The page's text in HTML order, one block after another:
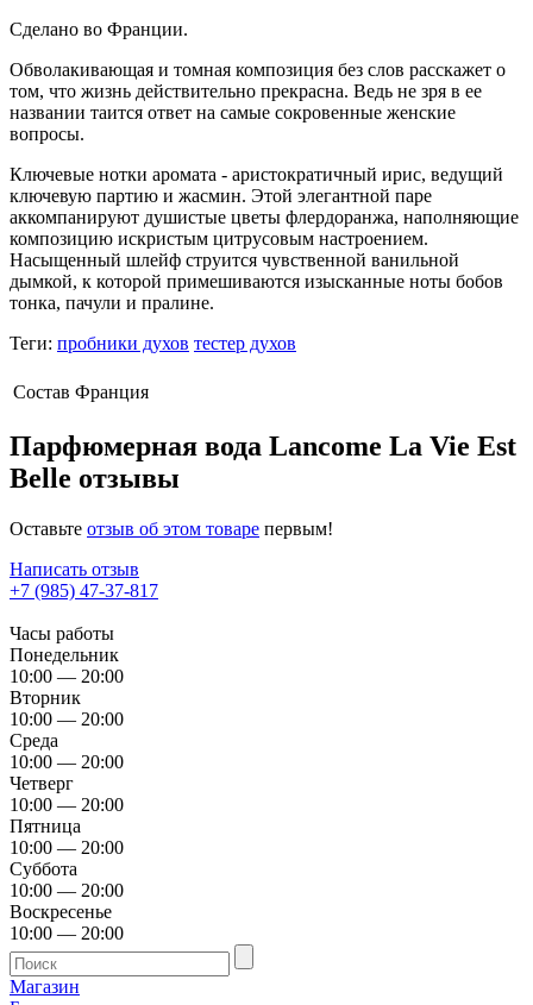
Сделано во Франции.
Обволакивающая и томная композиция без слов расскажет о
том, что жизнь действительно прекрасна. Ведь не зря в ее
названии таится ответ на самые сокровенные женские
вопросы.
Ключевые нотки аромата - аристократичный ирис, ведущий
ключевую партию и жасмин. Этой элегантной паре
аккомпанируют душистые цветы флердоранжа, наполняющие
композицию искристым цитрусовым настроением.
Насыщенный шлейф струится чувственной ванильной
дымкой, к которой примешиваются изысканные ноты бобов
тонка, пачули и пралине.
Теги: пробники духов тестер духов
Состав Франция
Парфюмерная вода Lancome La Vie Est
Belle отзывы
Оставьте отзыв об этом товаре первым!
Написать отзыв
+7 (985) 47-37-817
Часы работы
Понедельник
10:00 — 20:00
Вторник
10:00 — 20:00
Среда
10:00 — 20:00
Четверг
10:00 — 20:00
Пятница
10:00 — 20:00
Суббота
10:00 — 20:00
Воскресенье
10:00 — 20:00
Магазин